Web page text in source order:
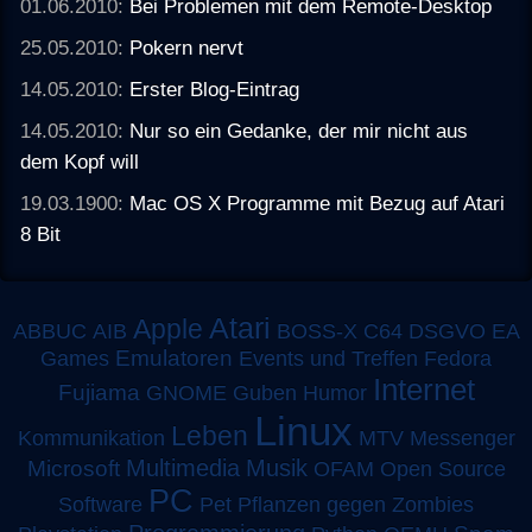
01.06.2010: Bei Problemen mit dem Remote-Desktop
25.05.2010: Pokern nervt
14.05.2010: Erster Blog-Eintrag
14.05.2010: Nur so ein Gedanke, der mir nicht aus
dem Kopf will
19.03.1900: Mac OS X Programme mit Bezug auf Atari
8 Bit
ABBUC AIB Apple Atari BOSS-X C64 DSGVO EA
Games Emulatoren Events und Treffen Fedora
Fujiama GNOME Guben Humor Internet
Kommunikation Leben Linux MTV Messenger
Microsoft Multimedia Musik OFAM Open Source
Software PC Pet Pflanzen gegen Zombies